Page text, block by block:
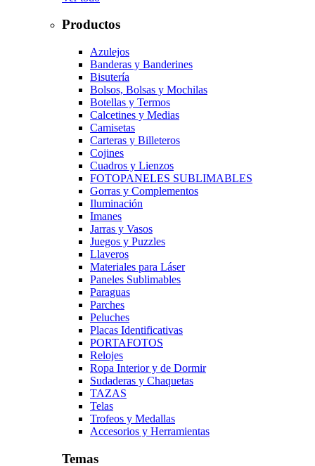
Productos
Azulejos
Banderas y Banderines
Bisutería
Bolsos, Bolsas y Mochilas
Botellas y Termos
Calcetines y Medias
Camisetas
Carteras y Billeteros
Cojines
Cuadros y Lienzos
FOTOPANELES SUBLIMABLES
Gorras y Complementos
Iluminación
Imanes
Jarras y Vasos
Juegos y Puzzles
Llaveros
Materiales para Láser
Paneles Sublimables
Paraguas
Parches
Peluches
Placas Identificativas
PORTAFOTOS
Relojes
Ropa Interior y de Dormir
Sudaderas y Chaquetas
TAZAS
Telas
Trofeos y Medallas
Accesorios y Herramientas
Temas